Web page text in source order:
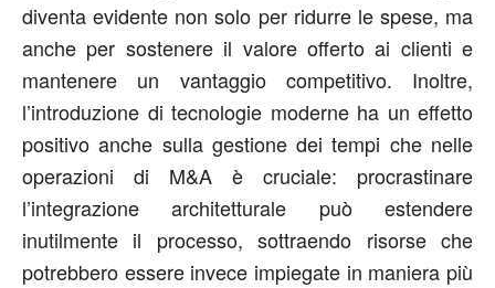
diventa evidente non solo per ridurre le spese, ma
anche per sostenere il valore offerto ai clienti e
mantenere un vantaggio competitivo. Inoltre,
l’introduzione di tecnologie moderne ha un effetto
positivo anche sulla gestione dei tempi che nelle
operazioni di M&A è cruciale: procrastinare
l’integrazione architetturale può estendere
inutilmente il processo, sottraendo risorse che
potrebbero essere invece impiegate in maniera più